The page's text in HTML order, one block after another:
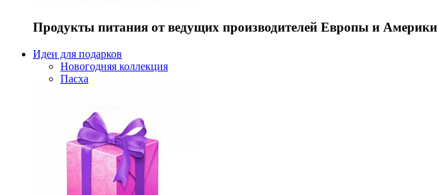
Продукты питания от ведущих производителей Европы и Америки
Идеи для подарков
Новогодняя коллекция
Пасха